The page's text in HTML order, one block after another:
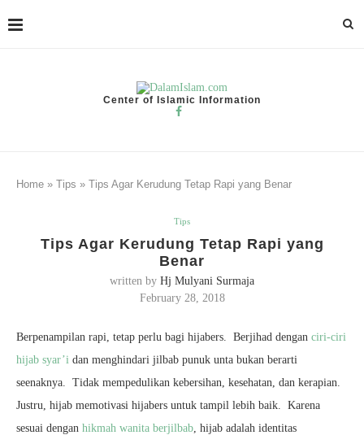
Center of Islamic Information
Home » Tips » Tips Agar Kerudung Tetap Rapi yang Benar
Tips
Tips Agar Kerudung Tetap Rapi yang
Benar
written by Hj Mulyani Surmaja
February 28, 2018
Berpenampilan rapi, tetap perlu bagi hijabers. Berjihad dengan ciri-ciri
hijab syar’i dan menghindari jilbab punuk unta bukan berarti
seenaknya. Tidak mempedulikan kebersihan, kesehatan, dan kerapian.
Justru, hijab memotivasi hijabers untuk tampil lebih baik. Karena
sesuai dengan hikmah wanita berjilbab, hijab adalah identitas